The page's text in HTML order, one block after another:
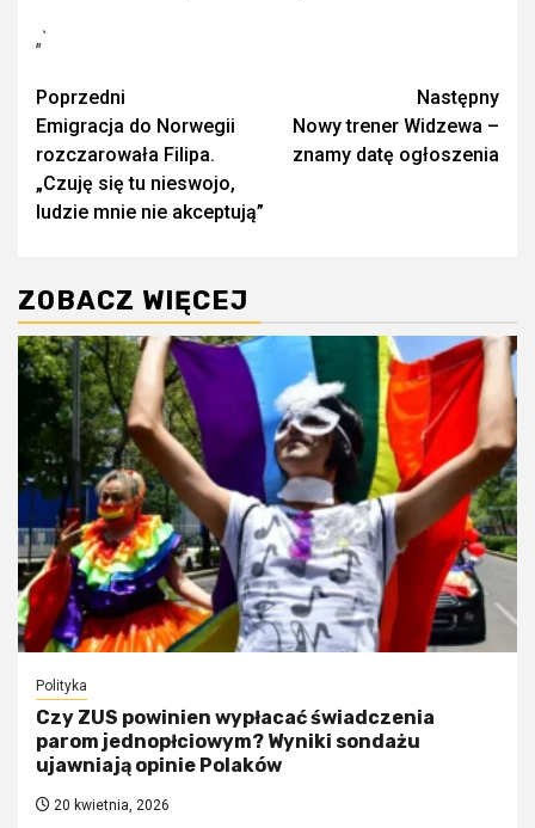
„`
Zobacz
wpisy
Poprzedni
Emigracja do Norwegii
rozczarowała Filipa.
„Czuję się tu nieswojo,
ludzie mnie nie akceptują”
Następny
Nowy trener Widzewa –
znamy datę ogłoszenia
ZOBACZ WIĘCEJ
Polityka
Czy ZUS powinien wypłacać świadczenia
parom jednopłciowym? Wyniki sondażu
ujawniają opinie Polaków
20 kwietnia, 2026